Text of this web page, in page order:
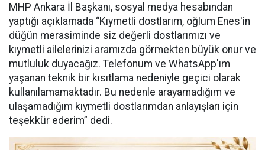
MHP Ankara İl Başkanı, sosyal medya hesabından
yaptığı açıklamada “Kıymetli dostlarım, oğlum Enes'in
düğün merasiminde siz değerli dostlarımızı ve
kıymetli ailelerinizi aramızda görmekten büyük onur ve
mutluluk duyacağız. Telefonum ve WhatsApp'ım
yaşanan teknik bir kısıtlama nedeniyle geçici olarak
kullanılamamaktadır. Bu nedenle arayamadığım ve
ulaşamadığım kıymetli dostlarımdan anlayışları için
teşekkür ederim” dedi.